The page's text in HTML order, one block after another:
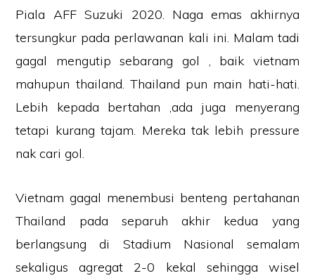
Piala AFF Suzuki 2020. Naga emas akhirnya
tersungkur pada perlawanan kali ini. Malam tadi
gagal mengutip sebarang gol , baik vietnam
mahupun thailand. Thailand pun main hati-hati.
Lebih kepada bertahan ,ada juga menyerang
tetapi kurang tajam. Mereka tak lebih pressure
nak cari gol.
Vietnam gagal menembusi benteng pertahanan
Thailand pada separuh akhir kedua yang
berlangsung di Stadium Nasional semalam
sekaligus agregat 2-0 kekal sehingga wisel